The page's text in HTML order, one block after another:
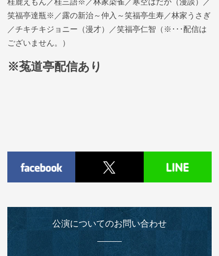
笑福亭達瓶※／露の新治～仲入～笑福亭生寿／林家うさぎ
／チキチキジョニー（漫才）／笑福亭仁智（※･･･配信は
ございません。）
※菟道亭配信あり
公演についてのお問い合わせ